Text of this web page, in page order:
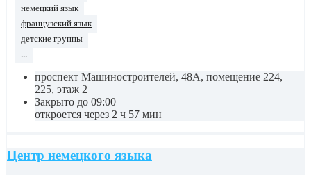
немецкий язык
французский язык
детские группы
...
проспект Машиностроителей, 48А, помещение 224,
225, этаж 2
Закрыто до 09:00
откроется через 2 ч 57 мин
Центр немецкого языка